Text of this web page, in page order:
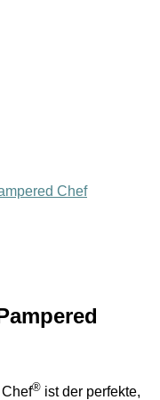
Chef
® ist der perfekte,